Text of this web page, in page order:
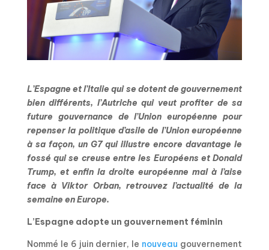
L’Espagne et l’Italie qui se dotent de gouvernement
bien différents, l’Autriche qui veut profiter de sa
future gouvernance de l’Union européenne pour
repenser la politique d’asile de l’Union européenne
à sa façon, un G7 qui illustre encore davantage le
fossé qui se creuse entre les Européens et Donald
Trump, et enfin la droite européenne mal à l’aise
face à Viktor Orban, retrouvez l’actualité de la
semaine en Europe.
L’Espagne adopte un gouvernement féminin
Nommé le 6 juin dernier, le nouveau gouvernement